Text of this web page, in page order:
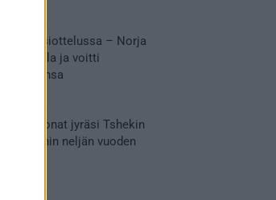
pronssiottelussa – Norja
jatkoajalla ja voitti
mitalinsa
– Leijonat jyräsi Tshekin
neljän vuoden